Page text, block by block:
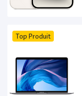
Top Produit